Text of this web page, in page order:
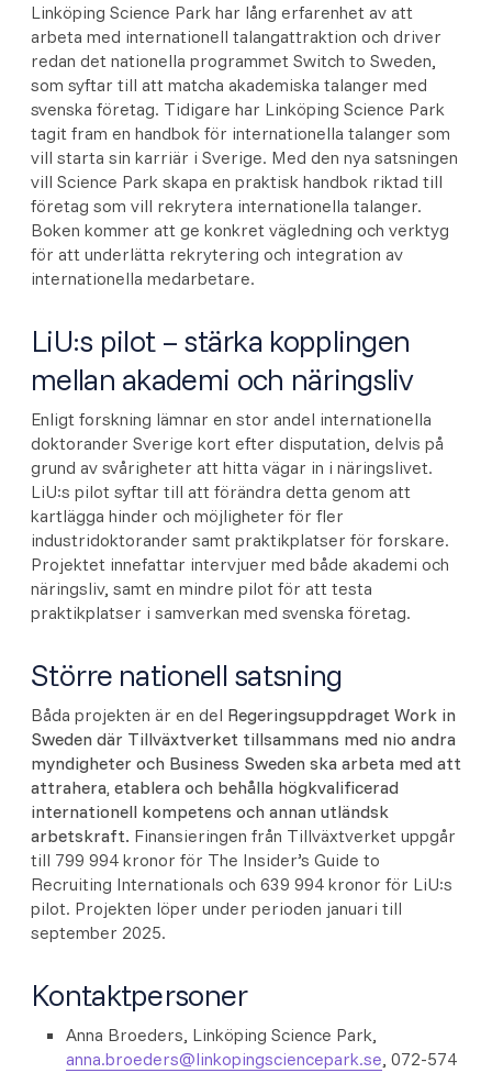
Linköping Science Park har lång erfarenhet av att
arbeta med internationell talangattraktion och driver
redan det nationella programmet Switch to Sweden,
som syftar till att matcha akademiska talanger med
svenska företag. Tidigare har Linköping Science Park
tagit fram en handbok för internationella talanger som
vill starta sin karriär i Sverige. Med den nya satsningen
vill Science Park skapa en praktisk handbok riktad till
företag som vill rekrytera internationella talanger.
Boken kommer att ge konkret vägledning och verktyg
för att underlätta rekrytering och integration av
internationella medarbetare.
LiU:s pilot – stärka kopplingen
mellan akademi och näringsliv
Enligt forskning lämnar en stor andel internationella
doktorander Sverige kort efter disputation, delvis på
grund av svårigheter att hitta vägar in i näringslivet.
LiU:s pilot syftar till att förändra detta genom att
kartlägga hinder och möjligheter för fler
industridoktorander samt praktikplatser för forskare.
Projektet innefattar intervjuer med både akademi och
näringsliv, samt en mindre pilot för att testa
praktikplatser i samverkan med svenska företag.
Större nationell satsning
Båda projekten är en del Regeringsuppdraget Work in
Sweden där Tillväxtverket tillsammans med nio andra
myndigheter och Business Sweden ska arbeta med att
attrahera, etablera och behålla högkvalificerad
internationell kompetens och annan utländsk
arbetskraft. Finansieringen från Tillväxtverket uppgår
till 799 994 kronor för The Insider’s Guide to
Recruiting Internationals och 639 994 kronor för LiU:s
pilot. Projekten löper under perioden januari till
september 2025.
Kontaktpersoner
Anna Broeders, Linköping Science Park,
anna.broeders@linkopingsciencepark.se, 072-574